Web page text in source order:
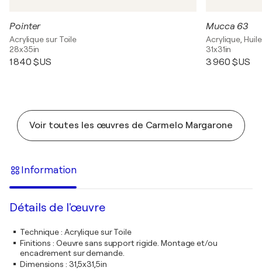
Pointer
Acrylique sur Toile
28x35in
1 840 $US
Mucca 63
Acrylique,
31x31in
3 960 $US
Voir toutes les œuvres de Carmelo Margarone
Information
Détails de l'œuvre
Technique: Acrylique sur Toile
Finitions : Oeuvre sans support rigide. Montage et/ou
encadrement sur demande.
Dimensions : 31,5x31,5in